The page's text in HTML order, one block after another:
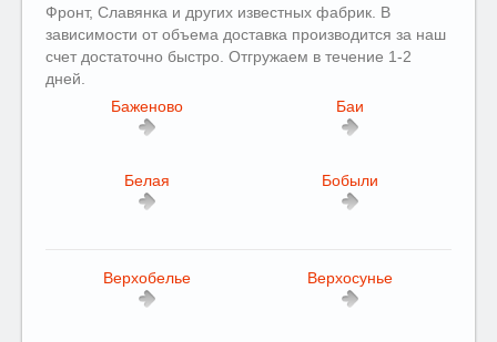
Фронт, Славянка и других известных фабрик. В
зависимости от объема доставка производится за наш
счет достаточно быстро. Отгружаем в течение 1-2
дней.
Баженово
Баи
Белая Бобыли
Верхобелье Верхосунье